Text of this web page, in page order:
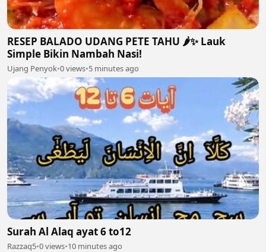
RESEP BALADO UDANG PETE TAHU 🌶️✨ Lauk
Simple Bikin Nambah Nasi!
Ujang Penyok•0 views•5 minutes ago
Surah Al Alaq ayat 6 to12
Razzaq5•0 views•10 minutes ago